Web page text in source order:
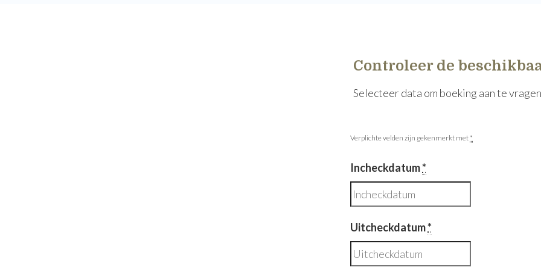
Controleer de
Selecteer data om boeking aan te vragen
Verplichte velden zijn gekenmerkt met *
Incheckdatum*
Uitcheckdatum*